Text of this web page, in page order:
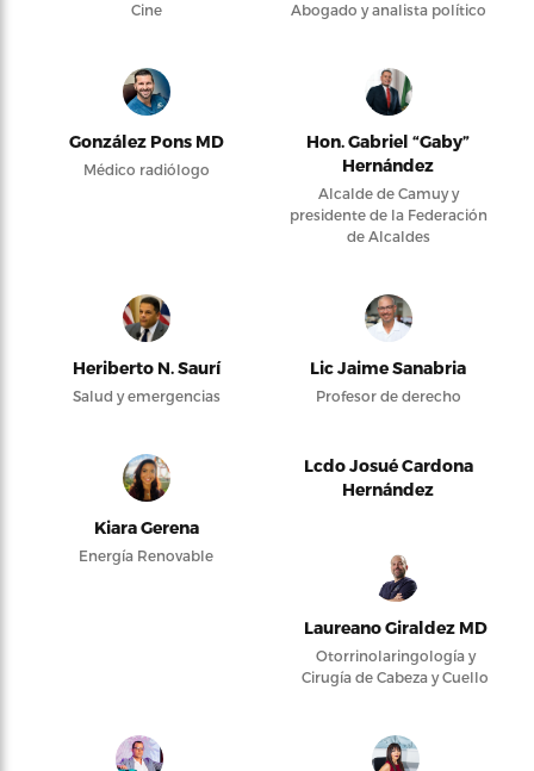
Cine Abogado y analista político
González Pons MD
Médico radiólogo
Hon. Gabriel “Gaby”
Hernández
Alcalde de Camuy y
presidente de la Federación
de Alcaldes
Heriberto N. Saurí
Salud y emergencias
Lic Jaime Sanabria
Profesor de derecho
Kiara Gerena
Energía Renovable
Lcdo Josué Cardona
Hernández
Laureano Giraldez MD
Otorrinolaringología y
Cirugía de Cabeza y Cuello